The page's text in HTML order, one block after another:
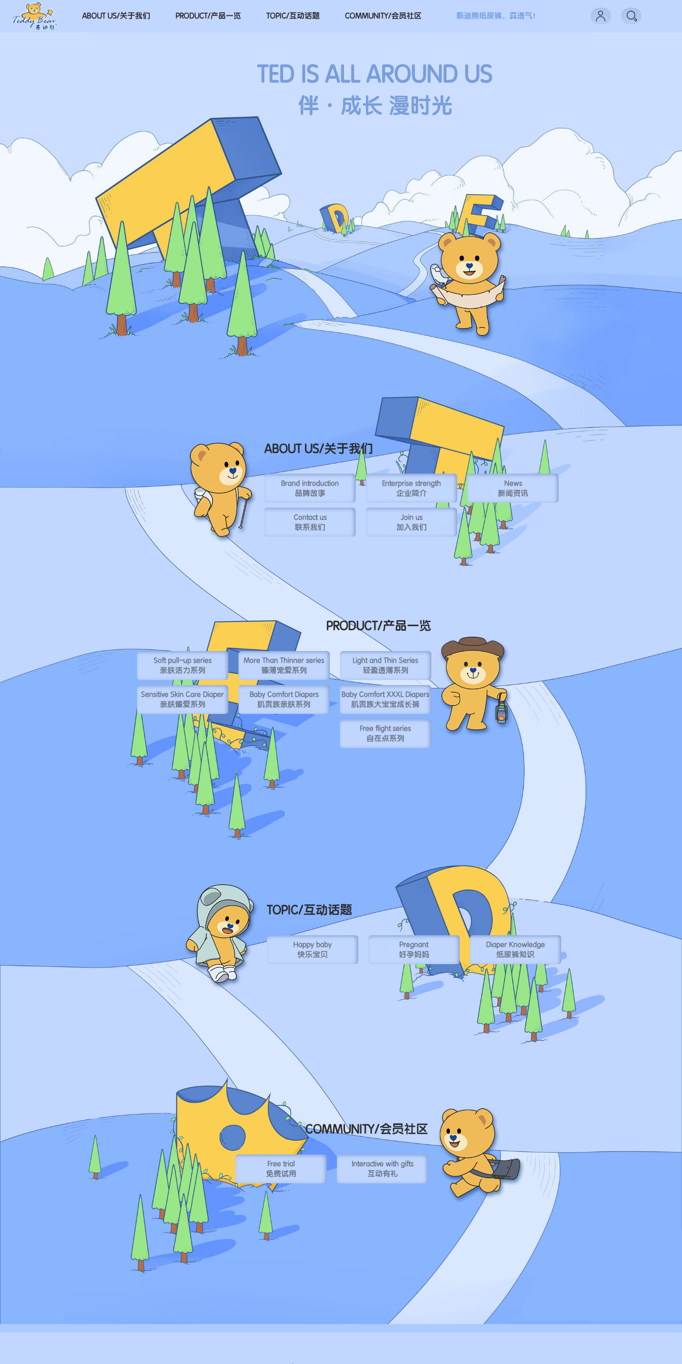
ABOUT US/关于我们 PRODUCT/产品一览 TOPIC/互动话题 COMMUNITY/会员社区 泰迪熊纸尿裤，真透气！
TED IS ALL AROUND US
伴·成长 漫时光
ABOUT US/关于我们
Brand introduction
品牌故事
Enterprise strength
企业简介
News
新闻资讯
Contact us
联系我们
Join us
加入我们
PRODUCT/产品一览
Soft pull-up series
亲肤活力系列
More Than Thinner series
臻薄宠爱系列
Light and Thin Series
轻盈透薄系列
Sensitive Skin Care Diaper
亲肤臻爱系列
Baby Comfort Diapers
肌贵族亲肤系列
Baby Comfort XXXL Diapers
肌贵族大宝宝成长裤
Free flight series
自在点系列
TOPIC/互动话题
Happy baby
快乐宝贝
Pregnant
好孕妈妈
Diaper Knowledge
纸尿裤知识
COMMUNITY/会员社区
Free trial
免费试用
Interactive with gifts
互动有礼